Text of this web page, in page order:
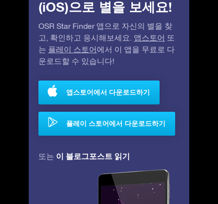
(iOS)으로 별을 보세요!
OSR Star Finder 앱으로 자신의 별을 찾
고, 확인하고 응시해보세요. 앱스토어 또
는 플레이 스토어에서 이 앱을 무료로 다
운로드할 수 있습니다!
앱스토어에서 다운로드하기
플레이 스토어에서 다운로드하기
또는 이 블로그포스트 읽기